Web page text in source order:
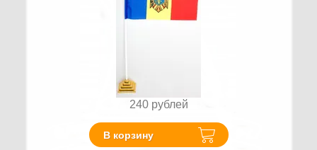
240 рублей
В корзину